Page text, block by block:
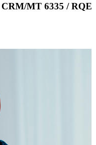
MT 6335 / RQE